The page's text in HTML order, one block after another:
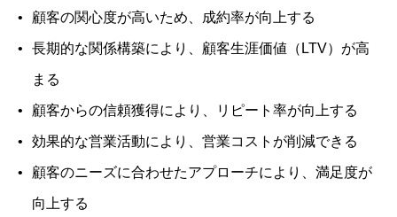
顧客の関心度が高いため、成約率が向上する
長期的な関係構築により、顧客生涯価値（LTV）が高
まる
顧客からの信頼獲得により、リピート率が向上する
効果的な営業活動により、営業コストが削減できる
顧客のニーズに合わせたアプローチにより、満足度が
向上する